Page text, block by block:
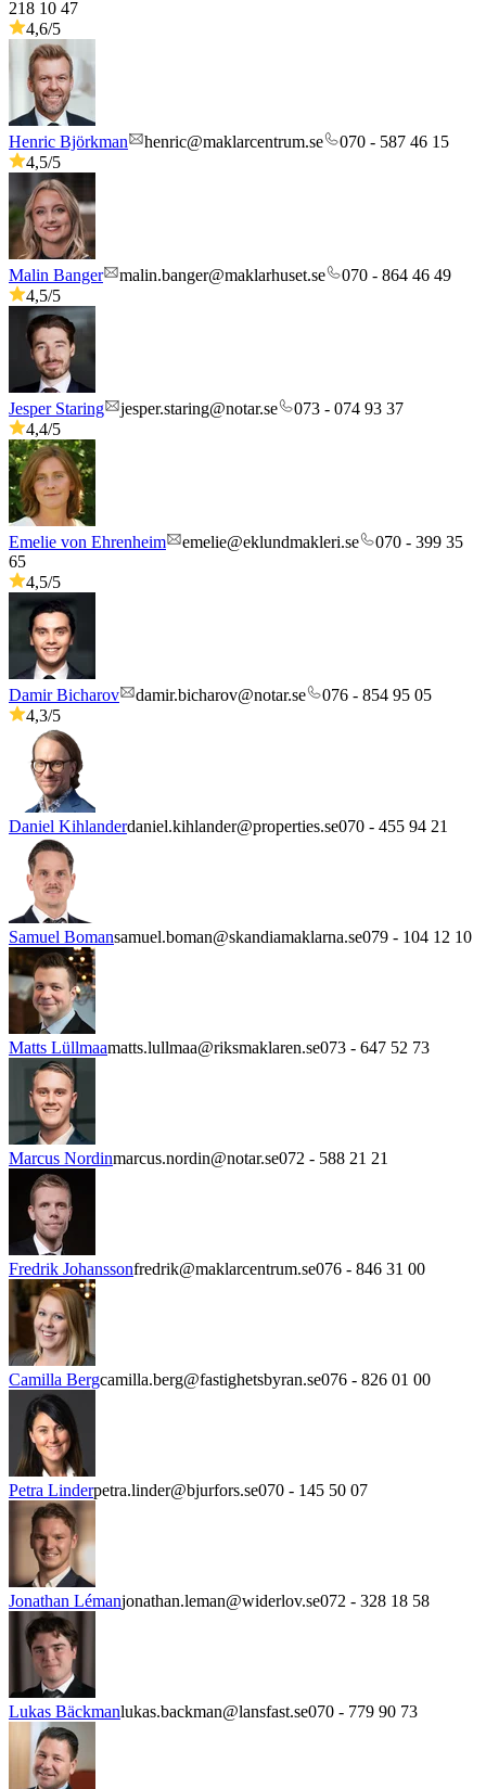
218 10 47
4,6/5
Henric Björkman henric@maklarcentrum.se
070 - 587 46 15
4,5/5
Malin Banger malin.banger@maklarhuset.se
070 - 864 46 49
4,5/5
Jesper Staring jesper.staring@notar.se
073 - 074 93 37
4,4/5
Emelie von Ehrenheim emelie@eklundmakleri.se
070 - 399 35
65
4,5/5
Damir Bicharov damir.bicharov@notar.se
076 - 854 95 05
4,3/5
Daniel Kihlanderdaniel.kihlander@properties.se070 - 455 94 21
Samuel Bomansamuel.boman@skandiamaklarna.se079 - 104 12 10
Matts Lüllmaamatts.lullmaa@riksmaklaren.se073 - 647 52 73
Marcus Nordinmarcus.nordin@notar.se072 - 588 21 21
Fredrik Johanssonfredrik@maklarcentrum.se076 - 846 31 00
Camilla Bergcamilla.berg@fastighetsbyran.se076 - 826 01 00
Petra Linderpetra.linder@bjurfors.se070 - 145 50 07
Jonathan Lémanjonathan.leman@widerlov.se072 - 328 18 58
Lukas Bäckmanlukas.backman@lansfast.se070 - 779 90 73